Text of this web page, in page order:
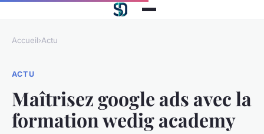
Accueil›Actu
ACTU
Maîtrisez google ads avec la
formation wedig academy